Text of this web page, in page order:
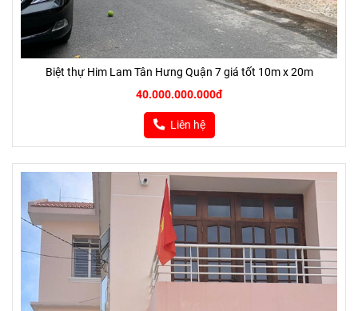
Biệt thự Him Lam Tân Hưng Quận 7 giá tốt 10m x 20m
40.000.000.000đ
Liên hệ